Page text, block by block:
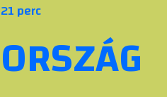
21 perc
ORSZÁG